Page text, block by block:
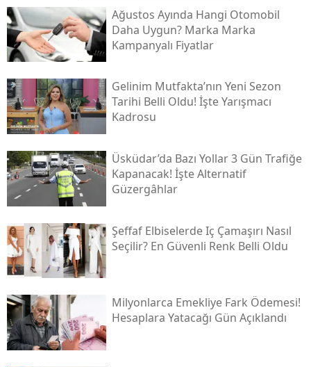
Ağustos Ayında Hangi Otomobil
Daha Uygun? Marka Marka
Kampanyalı Fiyatlar
Gelinim Mutfakta’nın Yeni Sezon
Tarihi Belli Oldu! İşte Yarışmacı
Kadrosu
Üsküdar’da Bazı Yollar 3 Gün Trafiğe
Kapanacak! İşte Alternatif
Güzergâhlar
Şeffaf Elbiselerde Iç Çamaşırı Nasıl
Seçilir? En Güvenli Renk Belli Oldu
Milyonlarca Emekliye Fark Ödemesi!
Hesaplara Yatacağı Gün Açıklandı